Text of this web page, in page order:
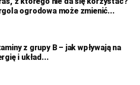
ogrodowa może zmienić...
z grupy B – jak wpływają na
i układ...